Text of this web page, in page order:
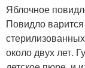
Яблочное
Повидло
около двух лет.